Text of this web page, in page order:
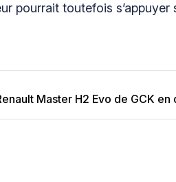
pourrait toutefois s’appuyer
Master H2 Evo de GCK en